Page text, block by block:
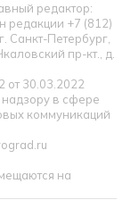
редактор:
+7 (812)
Санкт-Петербург,
пр-кт., д.
30.03.2022
в сфере
коммуникаций
на